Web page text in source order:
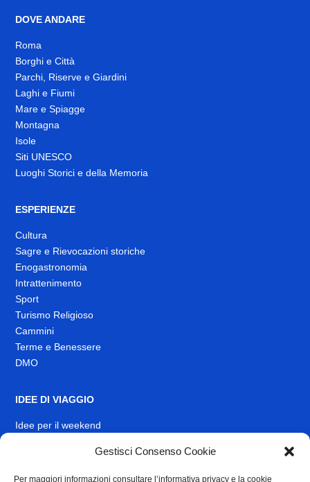
Gestisci Consenso Cookie
Per maggiori informazioni consultare l’informativa privacy e la cookie
DOVE ANDARE
Roma
Borghi e Città
Parchi, Riserve e Giardini
Laghi e Fiumi
Mare e Spiagge
Montagna
Isole
Siti UNESCO
Luoghi Storici e della Memoria
ESPERIENZE
Cultura
Sagre e Rievocazioni storiche
Enogastronomia
Intrattenimento
Sport
Turismo Religioso
Cammini
Terme e Benessere
DMO
IDEE DI VIAGGIO
Idee per il weekend